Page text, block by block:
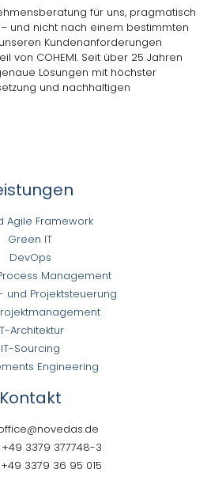
für uns, pragmatisch
und nicht nach einem bestimmten
Kundenanforderungen
von COHEMI. Seit über 25 Jahren
Lösungen mit höchster
und nachhaltigen
Agile Framework
Green IT
DevOps
Management
und Projektsteuerung
Architektur
IT-Sourcing
Engineering
Kontakt
3379 377748-3
3379 36 95 015